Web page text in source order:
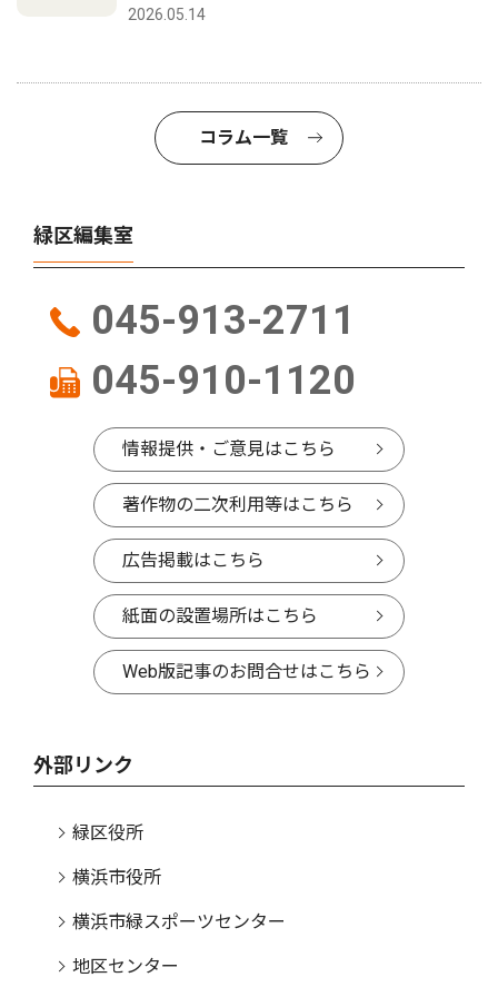
2026.05.14
コラム一覧
緑区編集室
045-913-2711
045-910-1120
情報提供・ご意見はこちら
著作物の二次利用等はこちら
広告掲載はこちら
紙面の設置場所はこちら
Web版記事のお問合せはこちら
外部リンク
緑区役所
横浜市役所
横浜市緑スポーツセンター
地区センター